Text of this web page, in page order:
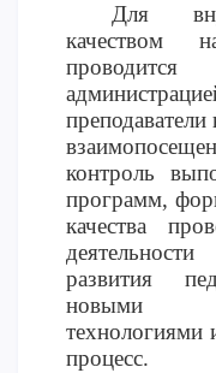
Бакалавриат
Магистратура
Докторантура
Второе высшее
Очное с применением
Для
качеством
контроль
программ,
качества
развития
новыми
технологиями
процесс.